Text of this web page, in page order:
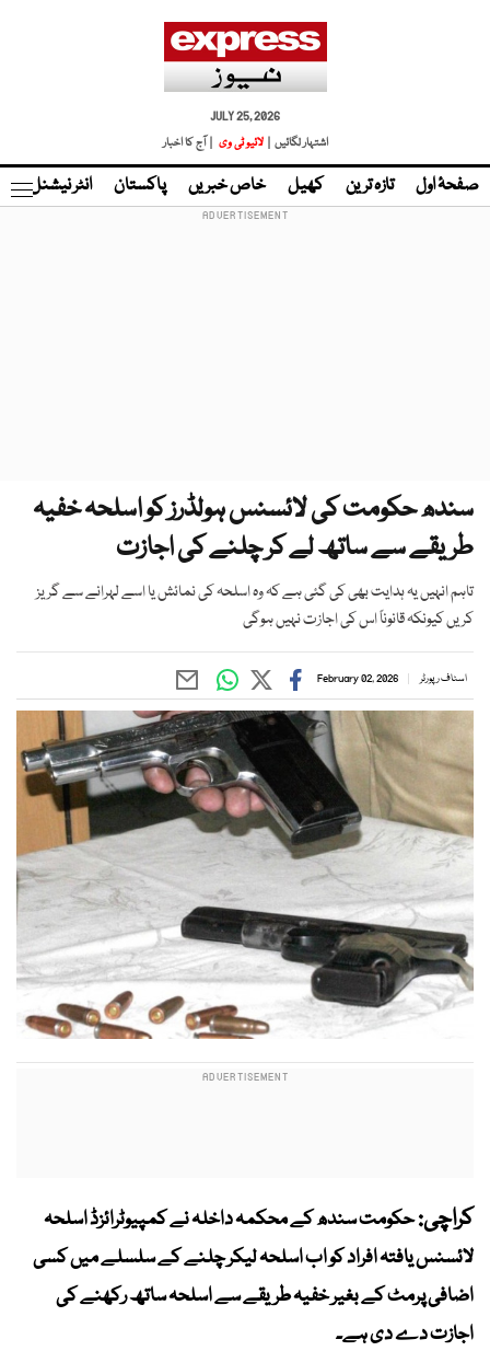
JULY 25, 2026
اشتہار لگائیں |
لائیو ٹی وی | آج کا اخبار
صفحۂ اول تازہ ترین کھیل خاص خبریں پاکستان انٹر نیشنل
سندھ حکومت کی لائسنس ہولڈرز کو اسلحہ خفیہ
طریقے سے ساتھ لے کر چلنے کی اجازت
تاہم انہیں یہ ہدایت بھی کی گئی ہے کہ وہ اسلحہ کی نمائش یا اسے لہرانے سے گریز
کریں کیونکہ قانوناً اس کی اجازت نہیں ہوگی
اسٹاف رپورٹر February 02, 2026
کراچی:حکومت سندھ کے محکمہ داخلہ نے کمپیوٹرائزڈ اسلحہ
لائسنس یافتہ افراد کو اب اسلحہ لیکر چلنے کے سلسلے میں کسی
اضافی پرمٹ کے بغیر خفیہ طریقے سے اسلحہ ساتھ رکھنے کی
اجازت دے دی ہے۔